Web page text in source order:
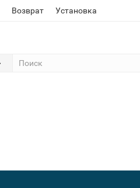
Возврат Установка